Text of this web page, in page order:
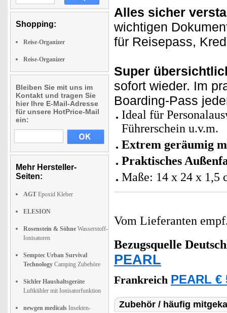
Shopping:
Reise-Organizer
Reise-Organizer
Bleiben Sie mit uns im
Kontakt und tragen Sie
hier Ihre E-Mail-Adresse
für unsere HotPrice-Mail
ein:
Mehr Hersteller-
Seiten:
AGT Epoxid Kleber
ELESION
Rosenstein & Söhne Wasserstoff-
Ionisatoren
Semptec Urban Survival
Technology Camping Zubehöre
Sichler Haushaltsgeräte
Luftkühler mit Ionisatorfunktion
newgen medicals Insekten-
Alles sicher
wichtigen
für Reisepass,
Super
sofort wieder. Im
Boarding-Pass
Ideal für
Führerschein u.v.m.
Extrem geräumig
Praktisches
Maße: 14 x 24 x 1,5
Vom Lieferanten
Bezugsquelle
PEARL
Frankreich PEARL €
Zubehör / häufig